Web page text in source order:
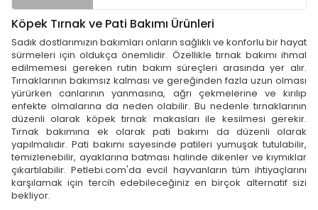
Köpek Tırnak ve Pati Bakımı Ürünleri
Sadık dostlarımızın bakımları onların sağlıklı ve konforlu bir hayat
sürmeleri için oldukça önemlidir. Özellikle tırnak bakımı ihmal
edilmemesi gereken rutin bakım süreçleri arasında yer alır.
Tırnaklarının bakımsız kalması ve gereğinden fazla uzun olması
yürürken canlarının yanmasına, ağrı çekmelerine ve kırılıp
enfekte olmalarına da neden olabilir. Bu nedenle tırnaklarının
düzenli olarak köpek tırnak makasları ile kesilmesi gerekir.
Tırnak bakımına ek olarak pati bakımı da düzenli olarak
yapılmalıdır. Pati bakımı sayesinde patileri yumuşak tutulabilir,
temizlenebilir, ayaklarına batması halinde dikenler ve kıymıklar
çıkartılabilir. Petlebi.com'da evcil hayvanların tüm ihtiyaçlarını
karşılamak için tercih edebileceğiniz en birçok alternatif sizi
bekliyor.